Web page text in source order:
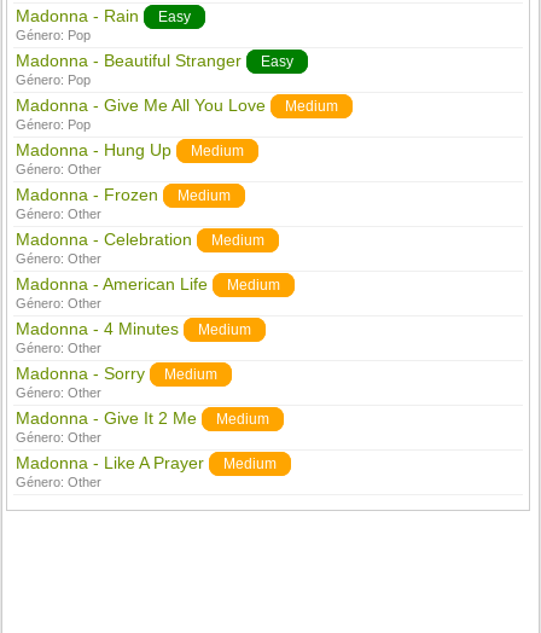
Madonna - Rain Easy
Género: Pop
Madonna - Beautiful Stranger Easy
Género: Pop
Madonna - Give Me All You Love Medium
Género: Pop
Madonna - Hung Up Medium
Género:Other
Madonna - Frozen Medium
Género:Other
Madonna - Celebration Medium
Género:Other
Madonna - American Life Medium
Género:Other
Madonna - 4 Minutes Medium
Género:Other
Madonna - Sorry Medium
Género:Other
Madonna - Give It 2 Me Medium
Género:Other
Madonna - Like A Prayer Medium
Género:Other